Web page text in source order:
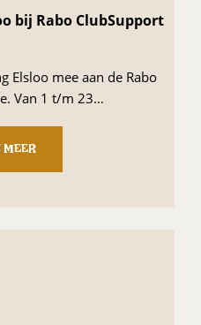
bij Rabo ClubSupport
Elsloo mee aan de Rabo
Van 1 t/m 23…